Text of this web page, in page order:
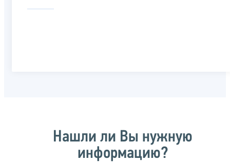
Нашли ли Вы нужную
информацию?